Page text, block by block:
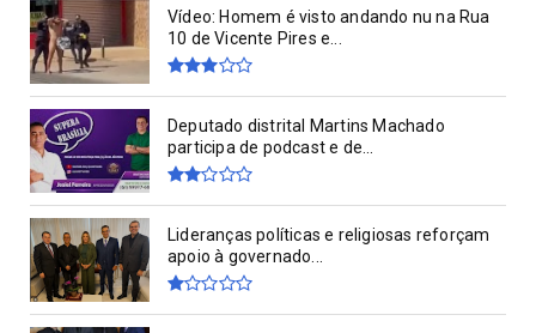
Vídeo: Homem é visto andando nu na Rua
10 de Vicente Pires e...
Deputado distrital Martins Machado
participa de podcast e de...
Lideranças políticas e religiosas reforçam
apoio à governado...